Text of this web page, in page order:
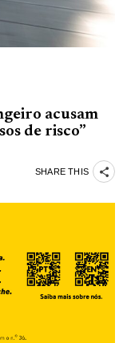
acusam
de risco”
SHARE THIS